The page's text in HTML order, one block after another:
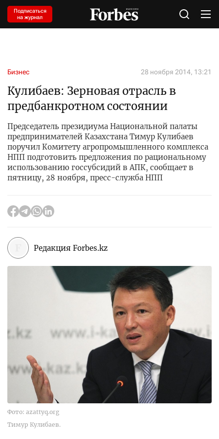
Подписаться
на журнал
Бизнес 28 ноября 2014, 13:21
Кулибаев: Зерновая отрасль в
предбанкротном состоянии
Председатель президиума Национальной палаты
предпринимателей Казахстана Тимур Кулибаев
поручил Комитету агропромышленного комплекса
НПП подготовить предложения по рациональному
использованию госсубсидий в АПК, сообщает в
пятницу, 28 ноября, пресс-служба НПП
Редакция Forbes.kz
Фото: azattyq.org
Тимур Кулибаев.